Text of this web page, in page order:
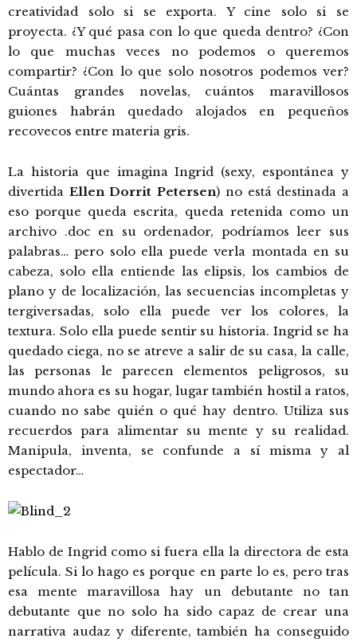
creatividad solo si se exporta. Y cine solo si se
proyecta. ¿Y qué pasa con lo que queda dentro? ¿Con
lo que muchas veces no podemos o queremos
compartir? ¿Con lo que solo nosotros podemos ver?
Cuántas grandes novelas, cuántos maravillosos
guiones habrán quedado alojados en pequeños
recovecos entre materia gris.
La historia que imagina Ingrid (sexy, espontánea y
divertida Ellen Dorrit Petersen) no está destinada a
eso porque queda escrita, queda retenida como un
archivo .doc en su ordenador, podríamos leer sus
palabras… pero solo ella puede verla montada en su
cabeza, solo ella entiende las elipsis, los cambios de
plano y de localización, las secuencias incompletas y
tergiversadas, solo ella puede ver los colores, la
textura. Solo ella puede sentir su historia. Ingrid se ha
quedado ciega, no se atreve a salir de su casa, la calle,
las personas le parecen elementos peligrosos, su
mundo ahora es su hogar, lugar también hostil a ratos,
cuando no sabe quién o qué hay dentro. Utiliza sus
recuerdos para alimentar su mente y su realidad.
Manipula, inventa, se confunde a sí misma y al
espectador…
Hablo de Ingrid como si fuera ella la directora de esta
película. Si lo hago es porque en parte lo es, pero tras
esa mente maravillosa hay un debutante no tan
debutante que no solo ha sido capaz de crear una
narrativa audaz y diferente, también ha conseguido